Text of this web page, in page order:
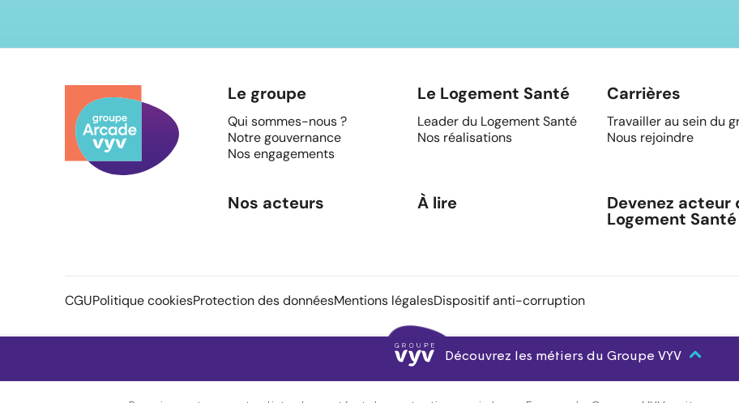
Le groupe
Qui sommes-nous ?
Notre gouvernance
Nos engagements
Le Logement Santé
Leader du Logement Santé
Nos réalisations
Carrières
Travailler au sein du
Nous rejoindre
Nos acteurs À lire Devenez acteur
Logement Santé
CGUPolitique cookiesProtection des donnéesMentions légalesDispositif anti-corruption
Découvrez les métiers du Groupe VYV